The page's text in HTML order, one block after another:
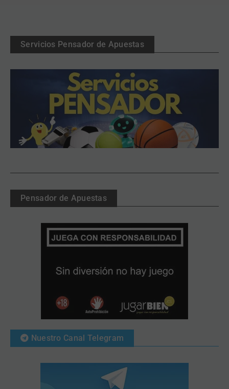
Servicios Pensador de Apuestas
Pensador de Apuestas
Nuestro Canal Telegram